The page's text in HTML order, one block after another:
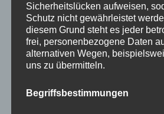
Sicherheitslücken aufweisen,
Schutz nicht gewährleistet
diesem Grund steht es jeder
frei, personenbezogene Daten
alternativen Wegen,
uns zu übermitteln.
Begriffsbestimmungen